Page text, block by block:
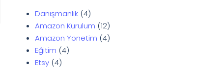
Danışmanlık 4
Amazon Kurulum 12
Amazon Yönetim 4
Eğitim 4
Etsy 4